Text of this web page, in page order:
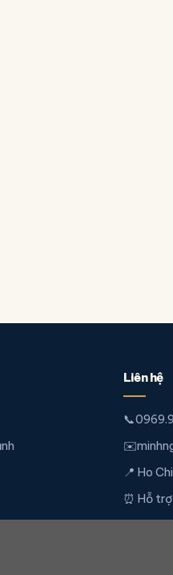
Liên hệ
📞
✉️
📍 Ho
⏰ Hỗ